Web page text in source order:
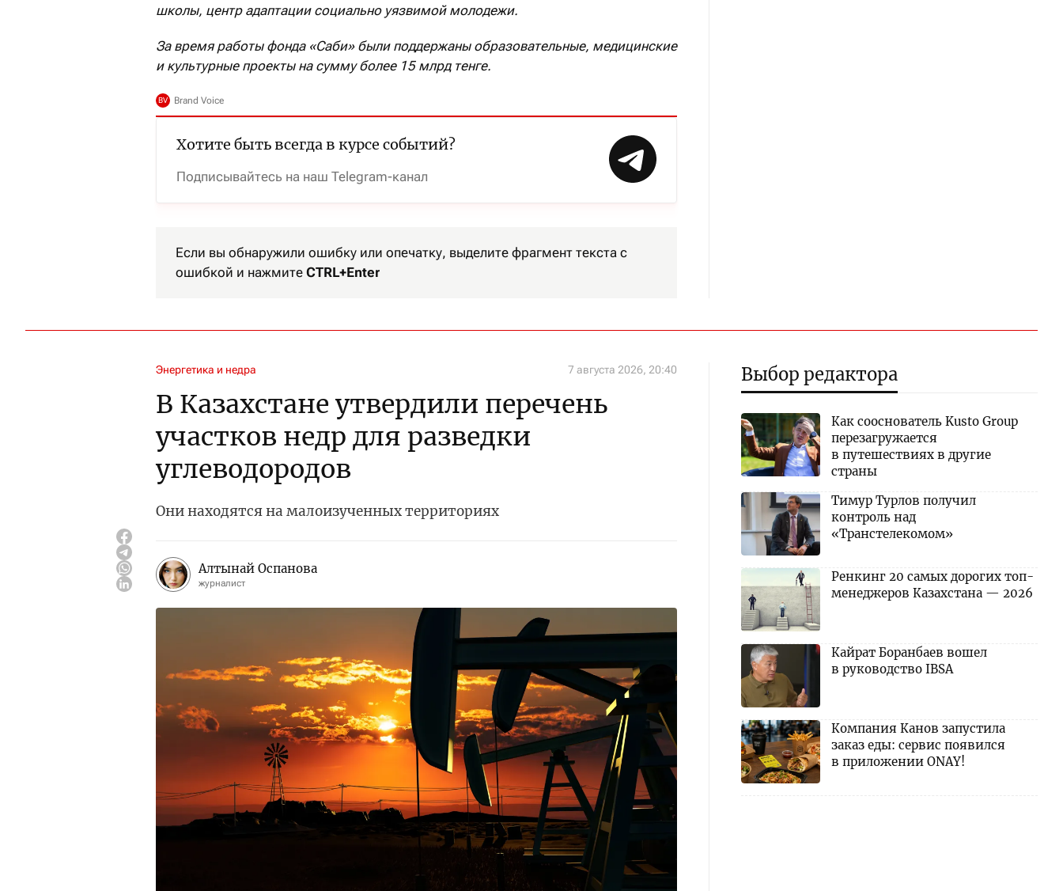
школы, центр адаптации социально уязвимой молодежи.
За время работы фонда «Саби» были поддержаны образовательные, медицинские
и культурные проекты на сумму более 15 млрд тенге.
Хотите быть всегда в курсе событий?
Подписывайтесь на наш Telegram-канал
Если вы обнаружили ошибку или опечатку, выделите фрагмент текста с
ошибкой и нажмите CTRL+Enter
Энергетика и недра 7 августа 2026, 20:40
В Казахстане утвердили перечень
участков недр для разведки
углеводородов
Они находятся на малоизученных территориях
Алтынай Оспанова
журналист
Выбор редактора
Как сооснователь Kusto Group
перезагружается
в путешествиях в другие
страны
Тимур Турлов получил
контроль над
«Транстелекомом»
Ренкинг 20 самых дорогих топ-
менеджеров Казахстана — 2026
Кайрат Боранбаев вошел
в руководство IBSA
Компания Канов запустила
заказ еды: сервис появился
в приложении ONAY!